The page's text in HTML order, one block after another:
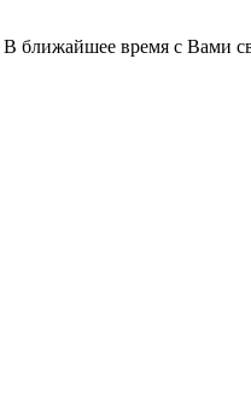
ближайшее время с Вами